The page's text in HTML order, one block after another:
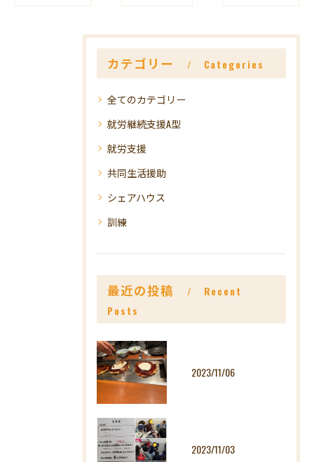
カテゴリー Categories
全てのカテゴリー
就労継続支援A型
就労支援
共同生活援助
シェアハウス
訓練
最近の投稿
Recent
Posts
2023/11/06
2023/11/03